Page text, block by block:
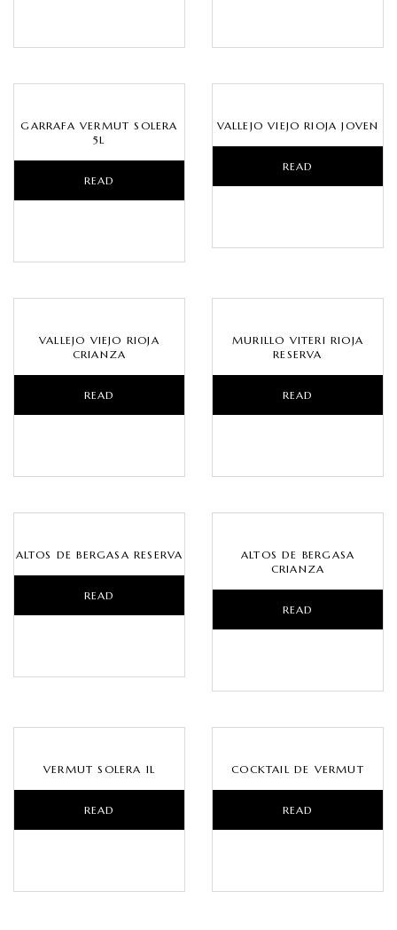
GARRAFA VERMUT SOLERA
5L
READ
VALLEJO VIEJO RIOJA JOVEN
READ
VALLEJO VIEJO RIOJA
CRIANZA
READ
MURILLO VITERI RIOJA
RESERVA
READ
ALTOS DE BERGASA RESERVA
READ
ALTOS DE BERGASA
CRIANZA
READ
VERMUT SOLERA 1L
READ
COCKTAIL DE VERMUT
READ